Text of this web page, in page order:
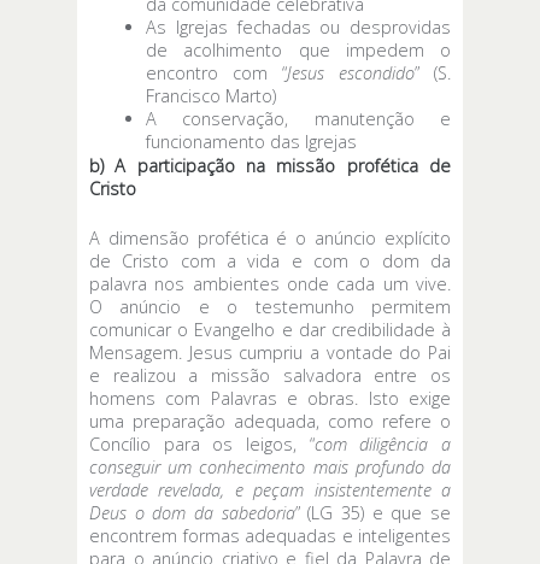
As Igrejas fechadas ou desprovidas
de acolhimento que impedem o
encontro com “Jesus escondido” (S.
Francisco Marto)
A conservação, manutenção e
funcionamento das Igrejas
b) A participação na missão profética de
Cristo
A dimensão profética é o anúncio explícito
de Cristo com a vida e com o dom da
palavra nos ambientes onde cada um vive.
O anúncio e o testemunho permitem
comunicar o Evangelho e dar credibilidade à
Mensagem. Jesus cumpriu a vontade do Pai
e realizou a missão salvadora entre os
homens com Palavras e obras. Isto exige
uma preparação adequada, como refere o
Concílio para os leigos, “com diligência a
conseguir um conhecimento mais profundo da
verdade revelada, e peçam insistentemente a
Deus o dom da sabedoria” (LG 35) e que se
encontrem formas adequadas e inteligentes
para o anúncio criativo e fiel da Palavra de